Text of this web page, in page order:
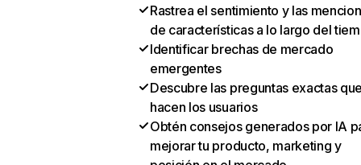
Rastrea el sentimiento y las
de características a lo largo del
Identificar brechas de mercado
emergentes
Descubre las preguntas exactas
hacen los usuarios
Obtén consejos generados por IA
mejorar tu producto, marketing y